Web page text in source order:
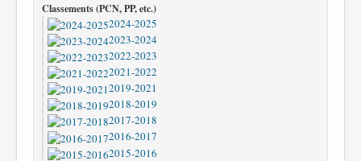
Classements (PCN, PP, etc.)
2024-2025
2023-2024
2022-2023
2021-2022
2019-2021
2018-2019
2017-2018
2016-2017
2015-2016